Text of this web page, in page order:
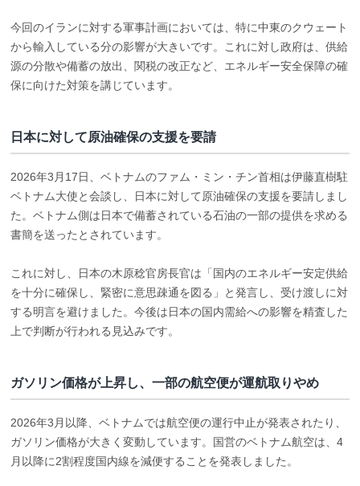
今回のイランに対する軍事計画においては、特に中東のクウェート
から輸入している分の影響が大きいです。これに対し政府は、供給
源の分散や備蓄の放出、関税の改正など、エネルギー安全保障の確
保に向けた対策を講じています。
日本に対して原油確保の支援を要請
2026年3月17日、ベトナムのファム・ミン・チン首相は伊藤直樹駐
ベトナム大使と会談し、日本に対して原油確保の支援を要請しまし
た。ベトナム側は日本で備蓄されている石油の一部の提供を求める
書簡を送ったとされています。
これに対し、日本の木原稔官房長官は「国内のエネルギー安定供給
を十分に確保し、緊密に意思疎通を図る」と発言し、受け渡しに対
する明言を避けました。今後は日本の国内需給への影響を精査した
上で判断が行われる見込みです。
ガソリン価格が上昇し、一部の航空便が運航取りやめ
2026年3月以降、ベトナムでは航空便の運行中止が発表されたり、
ガソリン価格が大きく変動しています。国営のベトナム航空は、4
月以降に2割程度国内線を減便することを発表しました。